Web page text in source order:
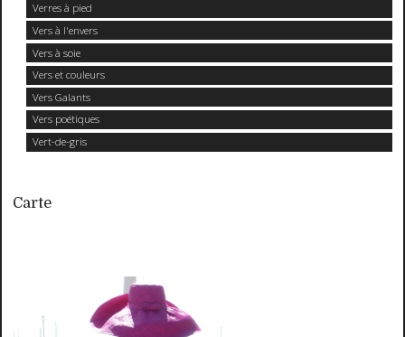
Verres à pied
Vers à l'envers
Vers à soie
Vers et couleurs
Vers Galants
Vers poétiques
Vert-de-gris
Carte